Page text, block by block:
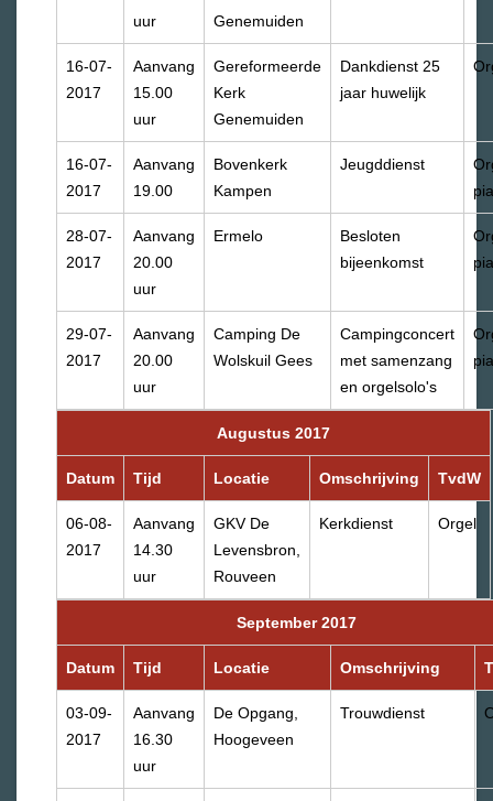
uur
Genemuiden
16-07-
2017
Aanvang
15.00
uur
Gereformeerde
Kerk
Genemuiden
Dankdienst 25
jaar huwelijk
16-07-
2017
Aanvang
19.00
Bovenkerk
Kampen
Jeugddienst
28-07-
2017
Aanvang
20.00
uur
Ermelo
Besloten
bijeenkomst
29-07-
2017
Aanvang
20.00
uur
Camping De
Wolskuil Gees
Campingconcert
met samenzang
en orgelsolo's
Augustus 2017
Datum Tijd Locatie Omschrijving TvdW
06-08-
2017
Aanvang
14.30
uur
GKV De
Levensbron,
Rouveen
Kerkdienst Orgel
September 2017
Datum Tijd Locatie Omschrijving
03-09-
2017
Aanvang
16.30
uur
De Opgang,
Hoogeveen
Trouwdienst